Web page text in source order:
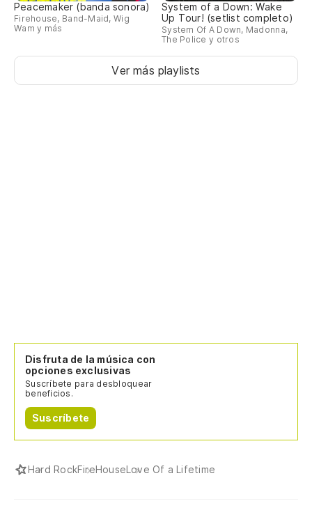
Peacemaker (banda sonora)
Firehouse, Band-Maid, Wig
Wam y más
System of a Down: Wake
Up Tour! (setlist completo)
System Of A Down, Madonna,
The Police y otros
Ver más playlists
Disfruta de la música con
opciones exclusivas
Suscríbete para desbloquear
beneficios.
Suscríbete
Hard RockFireHouseLove Of a Lifetime